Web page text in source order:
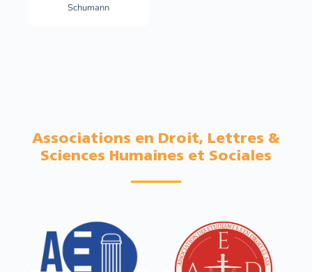
Schumann
Associations en Droit, Lettres &
Sciences Humaines et Sociales